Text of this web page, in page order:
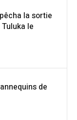
la sortie
le
de